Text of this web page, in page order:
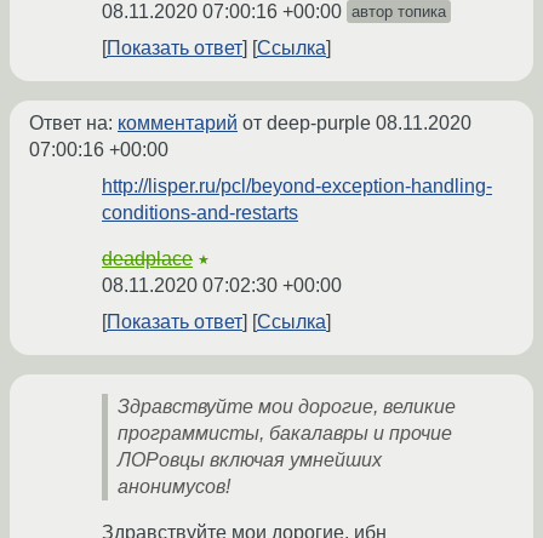
08.11.2020 07:00:16 +00:00 автор топика
Показать ответ Ссылка
Ответ на: комментарий от deep-purple 08.11.2020
07:00:16 +00:00
http://lisper.ru/pcl/beyond-exception-handling-
conditions-and-restarts
deadplace ★
08.11.2020 07:02:30 +00:00
Показать ответ
Ссылка
Здравствуйте мои дорогие, великие
программисты, бакалавры и прочие
ЛОРовцы включая умнейших
анонимусов!
Здравствуйте мои дорогие, ибн